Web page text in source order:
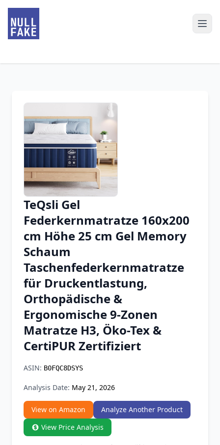
Chrome Extension
TeQsli Gel
Federkernmatratze 160x200
cm Höhe 25 cm Gel Memory
Schaum
Taschenfederkernmatratze
für Druckentlastung,
Orthopädische &
Ergonomische 9-Zonen
Matratze H3, Öko-Tex &
CertiPUR Zertifiziert
ASIN: B0FQC8DSYS
Analysis Date: May 21, 2026
View on Amazon
Analyze Another Product
View Price Analysis